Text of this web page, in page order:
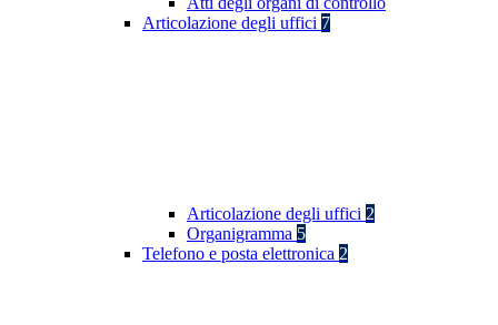
Articolazione degli uffici 7
Articolazione degli uffici 2
Organigramma 5
Telefono e posta elettronica 2